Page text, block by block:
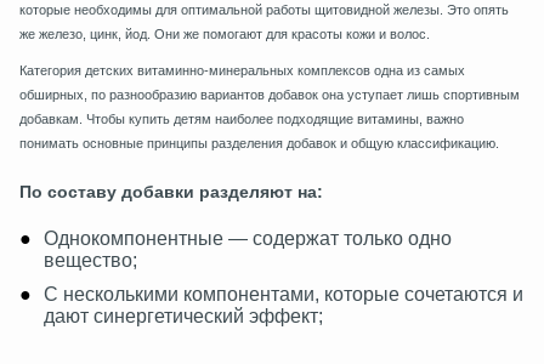
которые необходимы для оптимальной работы щитовидной железы. Это опять
же железо, цинк, йод. Они же помогают для красоты кожи и волос.
Категория детских витаминно-минеральных комплексов одна из самых
обширных, по разнообразию вариантов добавок она уступает лишь спортивным
добавкам. Чтобы купить детям наиболее подходящие витамины, важно
понимать основные принципы разделения добавок и общую классификацию.
По составу добавки разделяют на:
Однокомпонентные — содержат только одно
вещество;
С несколькими компонентами, которые сочетаются и
дают синергетический эффект;